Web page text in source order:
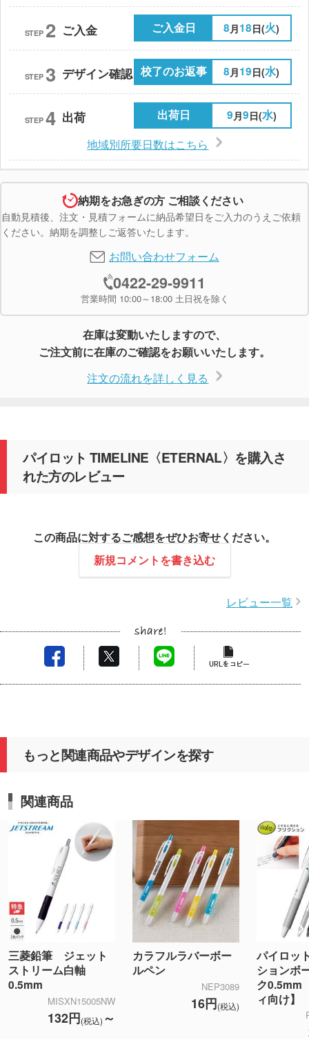
STEP 2 ご入金 ご入金日 8 月18日(火)
STEP 3 デザイン確認 校了のお返事 8 月19日(水)
STEP 4 出荷 出荷日 9 月9日(水)
地域別所要日数はこちら
納期をお急ぎの方 ご相談ください
自動見積後、注文・見積フォームに納品希望日をご入力のうえご依頼
ください。納期を調整しご返答いたします。
お問い合わせフォーム
0422-29-9911
営業時間 10:00～18:00 土日祝を除く
在庫は変動いたしますので、
ご注文前に在庫のご確認をお願いいたします。
注文の流れを詳しく見る
パイロット TIMELINE〈ETERNAL〉を購入さ
れた方のレビュー
この商品に対するご感想をぜひお寄せください。
新規コメントを書き込む
レビュー一覧
もっと関連商品やデザインを探す
関連商品
三菱鉛筆 ジェット
ストリーム白軸
0.5mm
MISXN15005NW
132円(税込) ～
カラフルラバーボー
ルペン
NEP3089
16円(税込)
パイロッ
ションボ
ク0.5mm
ィ向け】